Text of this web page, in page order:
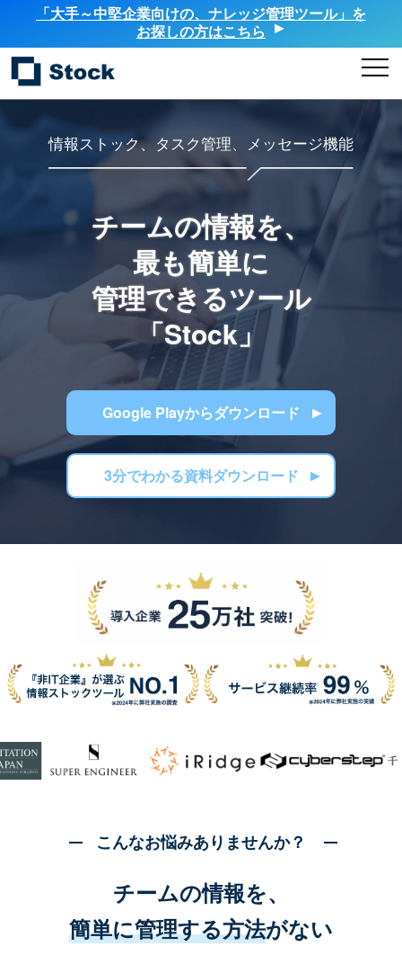
「大手～中堅企業向けの、ナレッジ管理ツール」を
お探しの方はこちら
情報ストック、タスク管理、メッセージ機能
チームの情報を、
最も簡単に
管理できるツール
「Stock」
Google Playからダウンロード
3分でわかる資料ダウンロード
こんなお悩みありませんか？
チームの情報を、
簡単に管理する方法がない